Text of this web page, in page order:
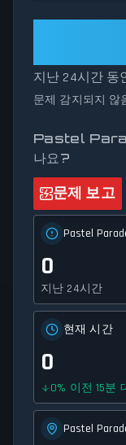
상태에 대한 정확
지난 24시간 동
문제 감지되지 않
Pastel
나요?
문제 보고
Pastel
0
지난 24시간
현재 시간
0
0% 이전 15분
Pastel